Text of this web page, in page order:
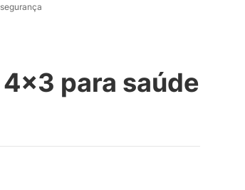
para saúde